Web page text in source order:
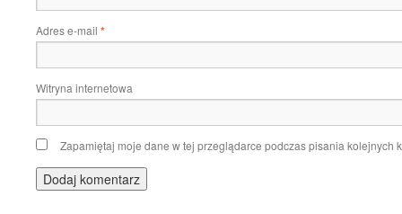
Adres e-mail *
Witryna internetowa
Zapamiętaj moje dane w tej przeglądarce podczas pisania kolejnych